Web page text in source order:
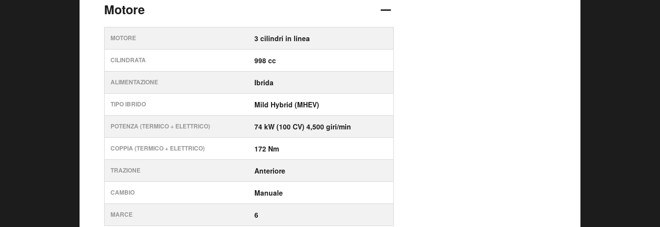
Motore
MOTORE 3 cilindri in linea
CILINDRATA 998 cc
ALIMENTAZIONE Ibrida
TIPO IBRIDO Mild Hybrid (MHEV)
POTENZA (TERMICO + ELETTRICO) 74 kW (100 CV) 4,500 giri/min
COPPIA (TERMICO + ELETTRICO) 172 Nm
TRAZIONE Anteriore
CAMBIO Manuale
MARCE 6